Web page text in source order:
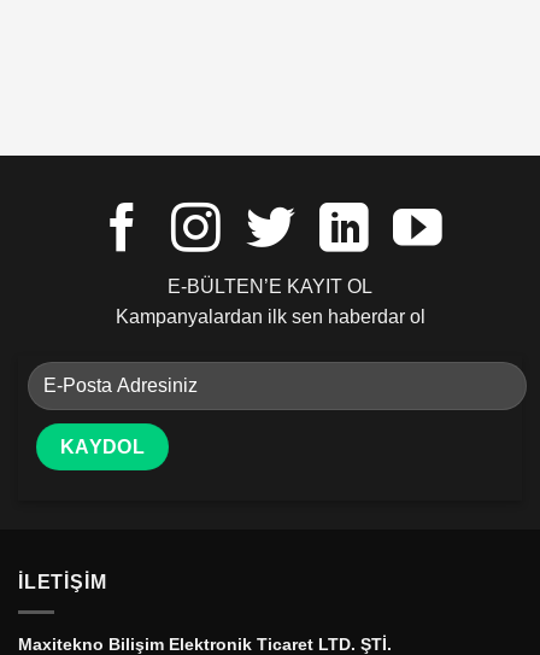
E-BÜLTEN’E KAYIT OL
Kampanyalardan ilk sen haberdar ol
İLETIŞIM
Maxitekno Bilişim Elektronik Ticaret LTD. ŞTİ.